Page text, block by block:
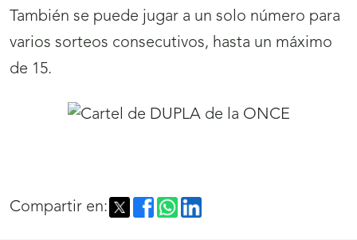
También se puede jugar a un solo número para
varios sorteos consecutivos, hasta un máximo
de 15.
Compartir en: